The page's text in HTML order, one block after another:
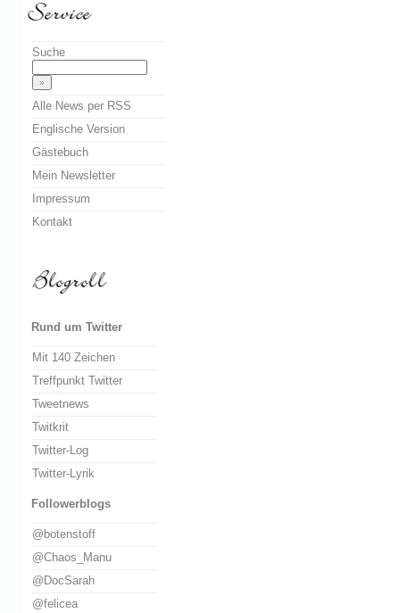
Suche
Alle News per RSS
Englische Version
Gästebuch
Mein Newsletter
Impressum
Kontakt
Rund um Twitter
Mit 140 Zeichen
Treffpunkt Twitter
Tweetnews
Twitkrit
Twitter-Log
Twitter-Lyrik
Followerblogs
@botenstoff
@Chaos_Manu
@DocSarah
@felicea